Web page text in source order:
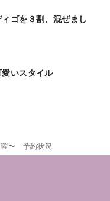
ゴを３割、混ぜまし
いスタイル
曜〜 予約状況